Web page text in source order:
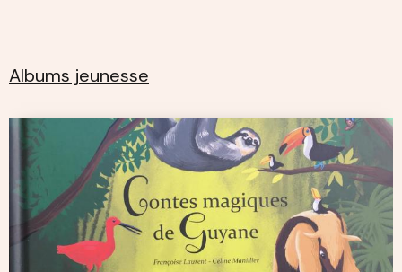
Albums jeunesse